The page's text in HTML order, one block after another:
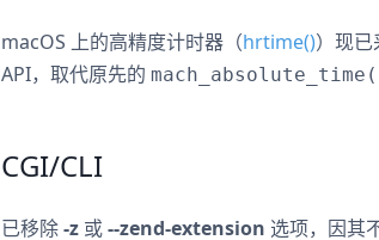
macOS 上的高精度计时器（hrtime()）现已
API，取代原先的
CGI/CLI
已移除-z 或--zend-extension 选项，因其